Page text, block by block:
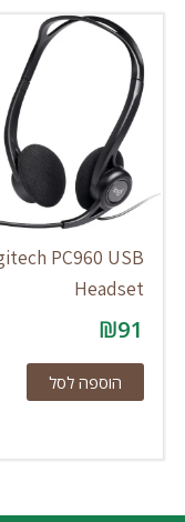
PC960 USB
Headset
₪91
הוספה לסל